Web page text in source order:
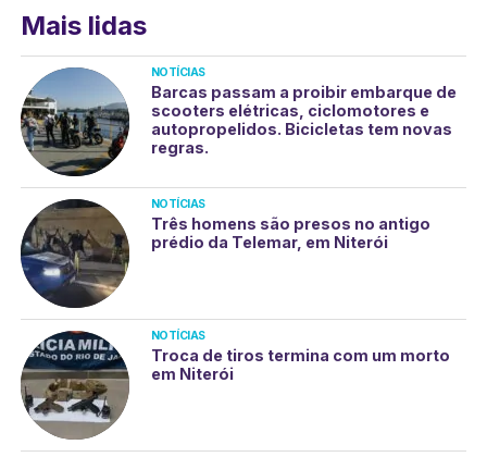
Mais lidas
NOTÍCIAS
Barcas passam a proibir embarque de
scooters elétricas, ciclomotores e
autopropelidos. Bicicletas tem novas
regras.
NOTÍCIAS
Três homens são presos no antigo
prédio da Telemar, em Niterói
NOTÍCIAS
Troca de tiros termina com um morto
em Niterói